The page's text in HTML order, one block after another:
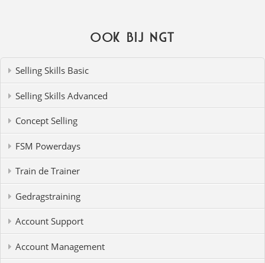
Ook bij NGT
Selling Skills Basic
Selling Skills Advanced
Concept Selling
FSM Powerdays
Train de Trainer
Gedragstraining
Account Support
Account Management